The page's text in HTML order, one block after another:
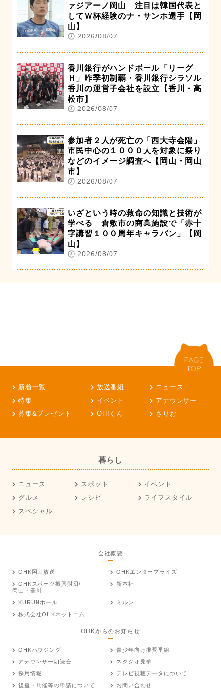
ァジアーノ岡山 注目は韓国代表と
してＷ杯経験のナ・サンホ選手【岡
山】
2026/08/07
香川銀行がハンドボール「リーグ
Ｈ」昨季初制覇・香川銀行シラソル
香川の運営子会社を設立【香川・高
松市】
2026/08/07
参加者２人が死亡の「西大寺会陽」
市民中心の１０００人を対象に祭り
などのイメージ調査へ【岡山・岡山
市】
2026/08/07
いざという時の救命の知識と技術が
学べる 倉敷市の商業施設で「赤十
字講習１００周年キャラバン」【岡
山】
2026/08/07
新着一覧 放送番組
ニュース
特集
イベント
アナウンサー
募集&プレゼント
OH!くん さりお
暮らし
ニュース スポット
イベント
グルメ
レシピ
ライフスタイル
スペシャル
会社概要
OHK岡山放送
OHKエンタープライズ
OHKスポーツ振興財団/
岡山・香川
新本社
KURUNホール
ミルン
株式会社OHKネットコム
OHKからのお知らせ
OHKハウジング
青少年向け推奨番組
アナウンサー朗読会
スタジオ見学
採用情報
テレビ視聴データについて
後援・共催等の申請について
お問い合わせ